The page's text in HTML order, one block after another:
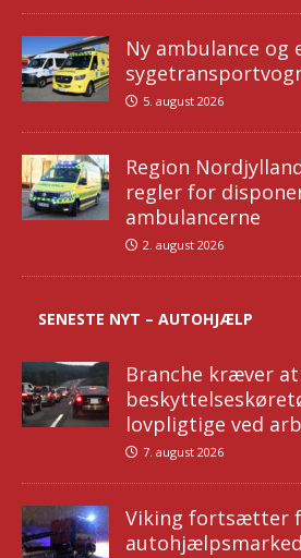
Ny ambulance og
5. august 2026
Region
regler for
ambulancerne
2. august 2026
SENESTE NYT – AUTOHJÆLP
Branche kræver at
lovpligtige ved
7. august 2026
Viking fortsætter